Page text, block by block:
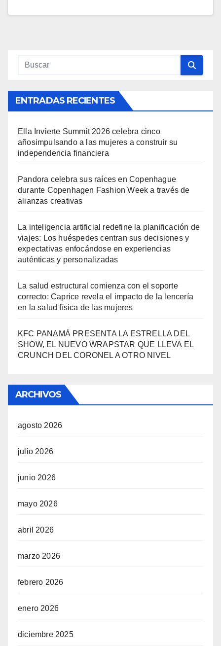
ENTRADAS RECIENTES
Ella Invierte Summit 2026 celebra cinco
añosimpulsando a las mujeres a construir su
independencia financiera
Pandora celebra sus raíces en Copenhague
durante Copenhagen Fashion Week a través de
alianzas creativas
La inteligencia artificial redefine la planificación de
viajes: Los huéspedes centran sus decisiones y
expectativas enfocándose en experiencias
auténticas y personalizadas
La salud estructural comienza con el soporte
correcto: Caprice revela el impacto de la lencería
en la salud física de las mujeres
KFC PANAMÁ PRESENTA LA ESTRELLA DEL
SHOW, EL NUEVO WRAPSTAR QUE LLEVA EL
CRUNCH DEL CORONEL A OTRO NIVEL
ARCHIVOS
agosto 2026
julio 2026
junio 2026
mayo 2026
abril 2026
marzo 2026
febrero 2026
enero 2026
diciembre 2025